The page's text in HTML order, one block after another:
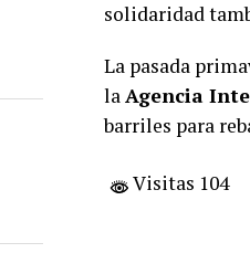
solidaridad
La pasada
laAgencia
barriles para
Visitas 104